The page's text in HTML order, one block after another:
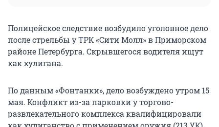
Полицейское следствие возбудило уголовное дело
после стрельбы у ТРК «Сити Молл» в Приморском
районе Петербурга. Скрывшегося водителя ищут
как хулигана.
По данным «Фонтанки», дело возбуждено утром 15
мая. Конфликт из-за парковки у торгово-
развлекательного комплекса квалифицировали